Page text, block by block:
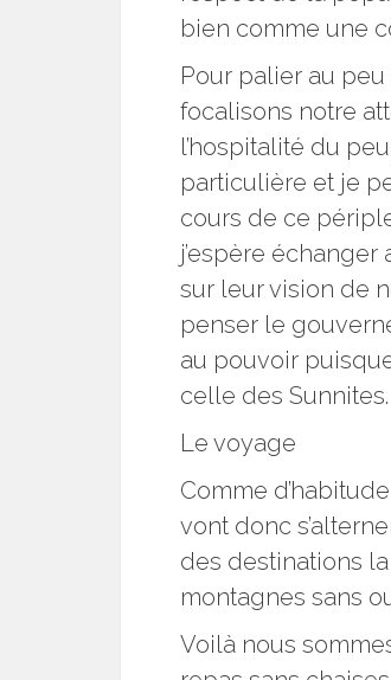
bien comme une
Pour palier au
focalisons notre
l’hospitalité du
particulière et je
cours de ce
j’espère
sur leur vision de
penser le
au pouvoir
celle des Sunnites.
Le voyage
Comme
vont donc
des destinations
montagnes sans
Voilà nous